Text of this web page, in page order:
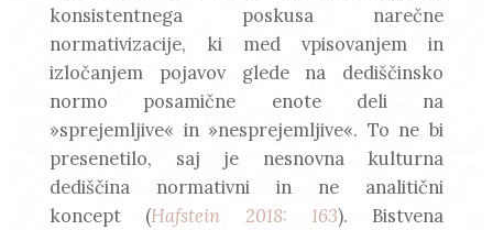
konsistentnega poskusa narečne
normativizacije, ki med vpisovanjem in
izločanjem pojavov glede na dediščinsko
normo posamične enote deli na
»sprejemljive« in »nesprejemljive«. To ne bi
presenetilo, saj je nesnovna kulturna
dediščina normativni in ne analitični
koncept (Hafstein 2018: 163). Bistvena